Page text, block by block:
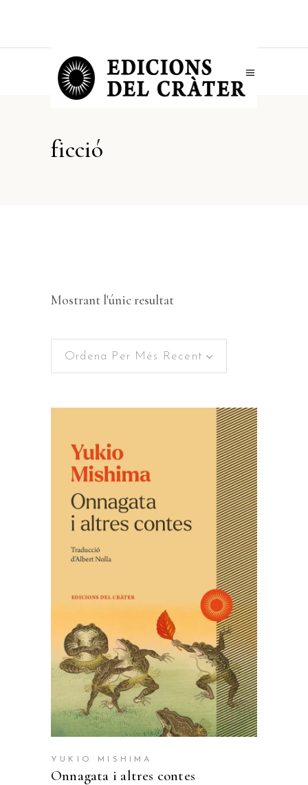
ficció
Mostrant l'únic resultat
Ordena Per Més Recent
AFEGEIX A LA CISTELLA
YUKIO MISHIMA
Onnagata i altres contes